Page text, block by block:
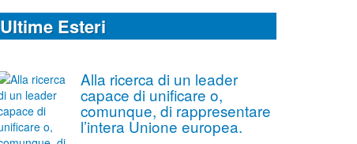
Ultime Esteri
Alla ricerca di un leader
capace di unificare o,
comunque, di rappresentare
l’intera Unione europea.